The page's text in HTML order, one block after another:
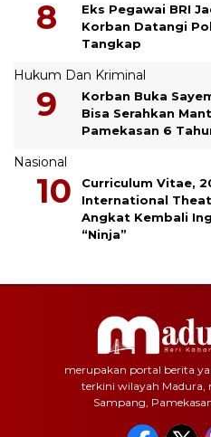
Eks Pegawai BRI
Korban Datangi
Tangkap
Hukum Dan Kriminal
Korban Buka
Bisa Serahkan
Pamekasan 6
Nasional
Curriculum Vitae,
International
Angkat Kembali
“Ninja”
merupakan portal berita
terkini wilayah Madura,
Sampang,